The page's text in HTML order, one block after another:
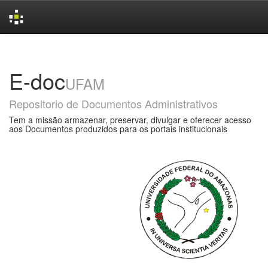
E-docUFAM
Repositorio de Documentos Administrativos
Tem a missão armazenar, preservar, divulgar e oferecer acesso
aos Documentos produzidos para os portais institucionais